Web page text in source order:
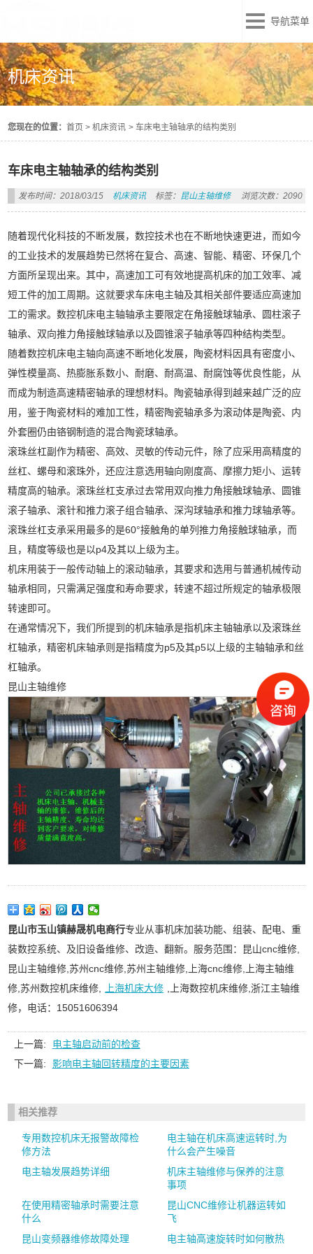
导航菜单
机床资讯
您现在的位置：首页 >机床资讯 >车床电主轴轴承的结构类别
车床电主轴轴承的结构类别
发布时间：2018/03/15 机床资讯 标签： 昆山主轴维修 浏览次数：2090
随着现代化科技的不断发展，数控技术也在不断地快速更进，而如今
的工业技术的发展趋势已然将在复合、高速、智能、精密、环保几个
方面所呈现出来。其中，高速加工可有效地提高机床的加工效率、减
短工件的加工周期。这就要求车床电主轴及其相关部件要适应高速加
工的需求。数控机床电主轴轴承主要限定在角接触球轴承、圆柱滚子
轴承、双向推力角接触球轴承以及圆锥滚子轴承等四种结构类型。
随着数控机床电主轴向高速不断地化发展，陶瓷材料因具有密度小、
弹性模量高、热膨胀系数小、耐磨、耐高温、耐腐蚀等优良性能，从
而成为制造高速精密轴承的理想材料。陶瓷轴承得到越来越广泛的应
用，鉴于陶瓷材料的难加工性，精密陶瓷轴承多为滚动体是陶瓷、内
外套圈仍由铬钢制造的混合陶瓷球轴承。
滚珠丝杠副作为精密、高效、灵敏的传动元件，除了应采用高精度的
丝杠、螺母和滚珠外，还应注意选用轴向刚度高、摩擦力矩小、运转
精度高的轴承。滚珠丝杠支承过去常用双向推力角接触球轴承、圆锥
滚子轴承、滚针和推力滚子组合轴承、深沟球轴承和推力球轴承等。
滚珠丝杠支承采用最多的是60°接触角的单列推力角接触球轴承，而
且，精度等级也是以p4及其以上级为主。
机床用装于一般传动轴上的滚动轴承，其要求和选用与普通机械传动
轴承相同，只需满足强度和寿命要求，转速不超过所规定的轴承极限
转速即可。
在通常情况下，我们所提到的机床轴承是指机床主轴轴承以及滚珠丝
杠轴承，精密机床轴承则是指精度为p5及其p5以上级的主轴轴承和丝
杠轴承。
昆山主轴维修
昆山市玉山镇赫晟机电商行专业从事机床加装功能、组装、配电、重
装数控系统、及旧设备维修、改造、翻新。服务范围：昆山cnc维修,
昆山主轴维修,苏州cnc维修,苏州主轴维修,上海cnc维修,上海主轴维
修,苏州数控机床维修,
上海机床大修
,上海数控机床维修,浙江主轴维
修，电话：15051606394
上一篇:
电主轴启动前的检查
下一篇:
影响电主轴回转精度的主要因素
相关推荐
专用数控机床无报警故障检
修方法
电主轴在机床高速运转时,为
什么会产生噪音
电主轴发展趋势详细
机床主轴维修与保养的注意
事项
在使用精密轴承时需要注意
什么
昆山CNC维修让机器运转如
飞
昆山变频器维修故障处理
电主轴高速旋转时如何散热